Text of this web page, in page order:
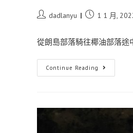
dadlanyu 1 1 月,
從朗島部落騎往椰油部落途
Continue Reading